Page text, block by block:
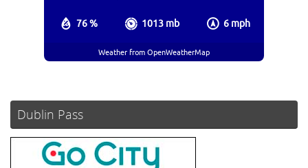
76 % 1013 mb 6 mph
Weather from OpenWeatherMap
Dublin Pass